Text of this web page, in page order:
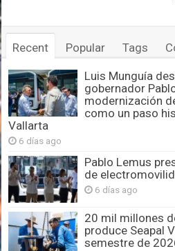
Recent Popular Tags
Luis Munguía
gobernador
modernización
como un paso
Vallarta
6 días ago
Pablo Lemus
de
6 días ago
20 mil millones
produce Seapal
semestre de